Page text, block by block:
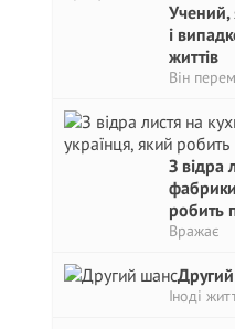
Учений,
і
життів
Він
З відра
робить
Вражає
Іноді